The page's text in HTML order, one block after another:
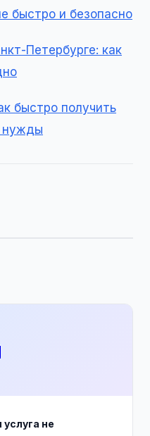
быстро и безопасно
Петербурге: как
быстро получить
нужды
не